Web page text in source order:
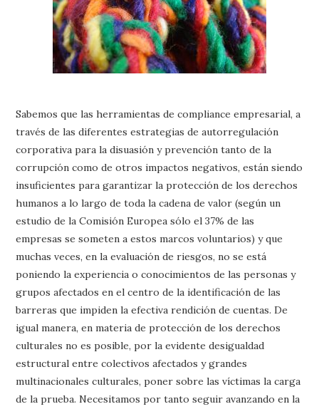
Sabemos que las herramientas de compliance empresarial, a
través de las diferentes estrategias de autorregulación
corporativa para la disuasión y prevención tanto de la
corrupción como de otros impactos negativos, están siendo
insuficientes para garantizar la protección de los derechos
humanos a lo largo de toda la cadena de valor (según un
estudio de la Comisión Europea sólo el 37% de las
empresas se someten a estos marcos voluntarios) y que
muchas veces, en la evaluación de riesgos, no se está
poniendo la experiencia o conocimientos de las personas y
grupos afectados en el centro de la identificación de las
barreras que impiden la efectiva rendición de cuentas. De
igual manera, en materia de protección de los derechos
culturales no es posible, por la evidente desigualdad
estructural entre colectivos afectados y grandes
multinacionales culturales, poner sobre las víctimas la carga
de la prueba. Necesitamos por tanto seguir avanzando en la